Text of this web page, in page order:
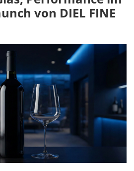
von DIEL FINE